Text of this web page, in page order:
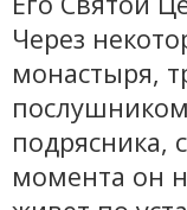
Через
монастыря,
подрясника,
момента он